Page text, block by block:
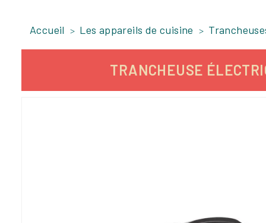
Accueil Les appareils de cuisine
TRANCHEUSE